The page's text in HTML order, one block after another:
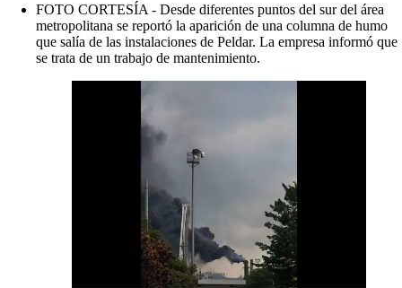
FOTO CORTESÍA - Desde diferentes puntos del sur del área
metropolitana se reportó la aparición de una columna de humo
que salía de las instalaciones de Peldar. La empresa informó que
se trata de un trabajo de mantenimiento.